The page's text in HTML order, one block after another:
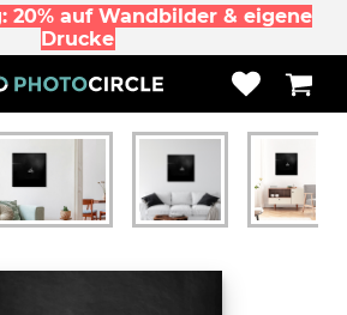
20% auf Wandbilder & eigene
Drucke